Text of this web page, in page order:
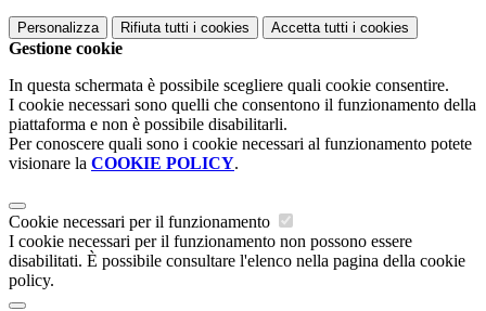
Personalizza Rifiuta tutti i cookies Accetta tutti i cookies
Gestione cookie
In questa schermata è possibile scegliere quali cookie consentire.
I cookie necessari sono quelli che consentono il funzionamento della
piattaforma e non è possibile disabilitarli.
Per conoscere quali sono i cookie necessari al funzionamento potete
visionare la COOKIE POLICY.
Cookie necessari per il funzionamento
I cookie necessari per il funzionamento non possono essere
disabilitati. È possibile consultare l'elenco nella pagina della cookie
policy.